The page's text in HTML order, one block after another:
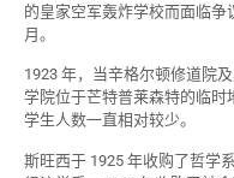
的皇家空军轰炸学校而面临
月。
1923 年，当辛格尔顿修道院
学院位于芒特普莱森特的临时
学生人数一直相对较少。
斯旺西于 1925 年收购了哲学